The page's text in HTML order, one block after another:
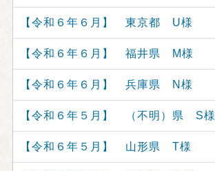
【令和６年６月】 東京都 U様
【令和６年６月】 福井県 M様
【令和６年６月】 兵庫県 N様
【令和６年５月】 （不明）県 S様
【令和６年５月】 山形県 T様